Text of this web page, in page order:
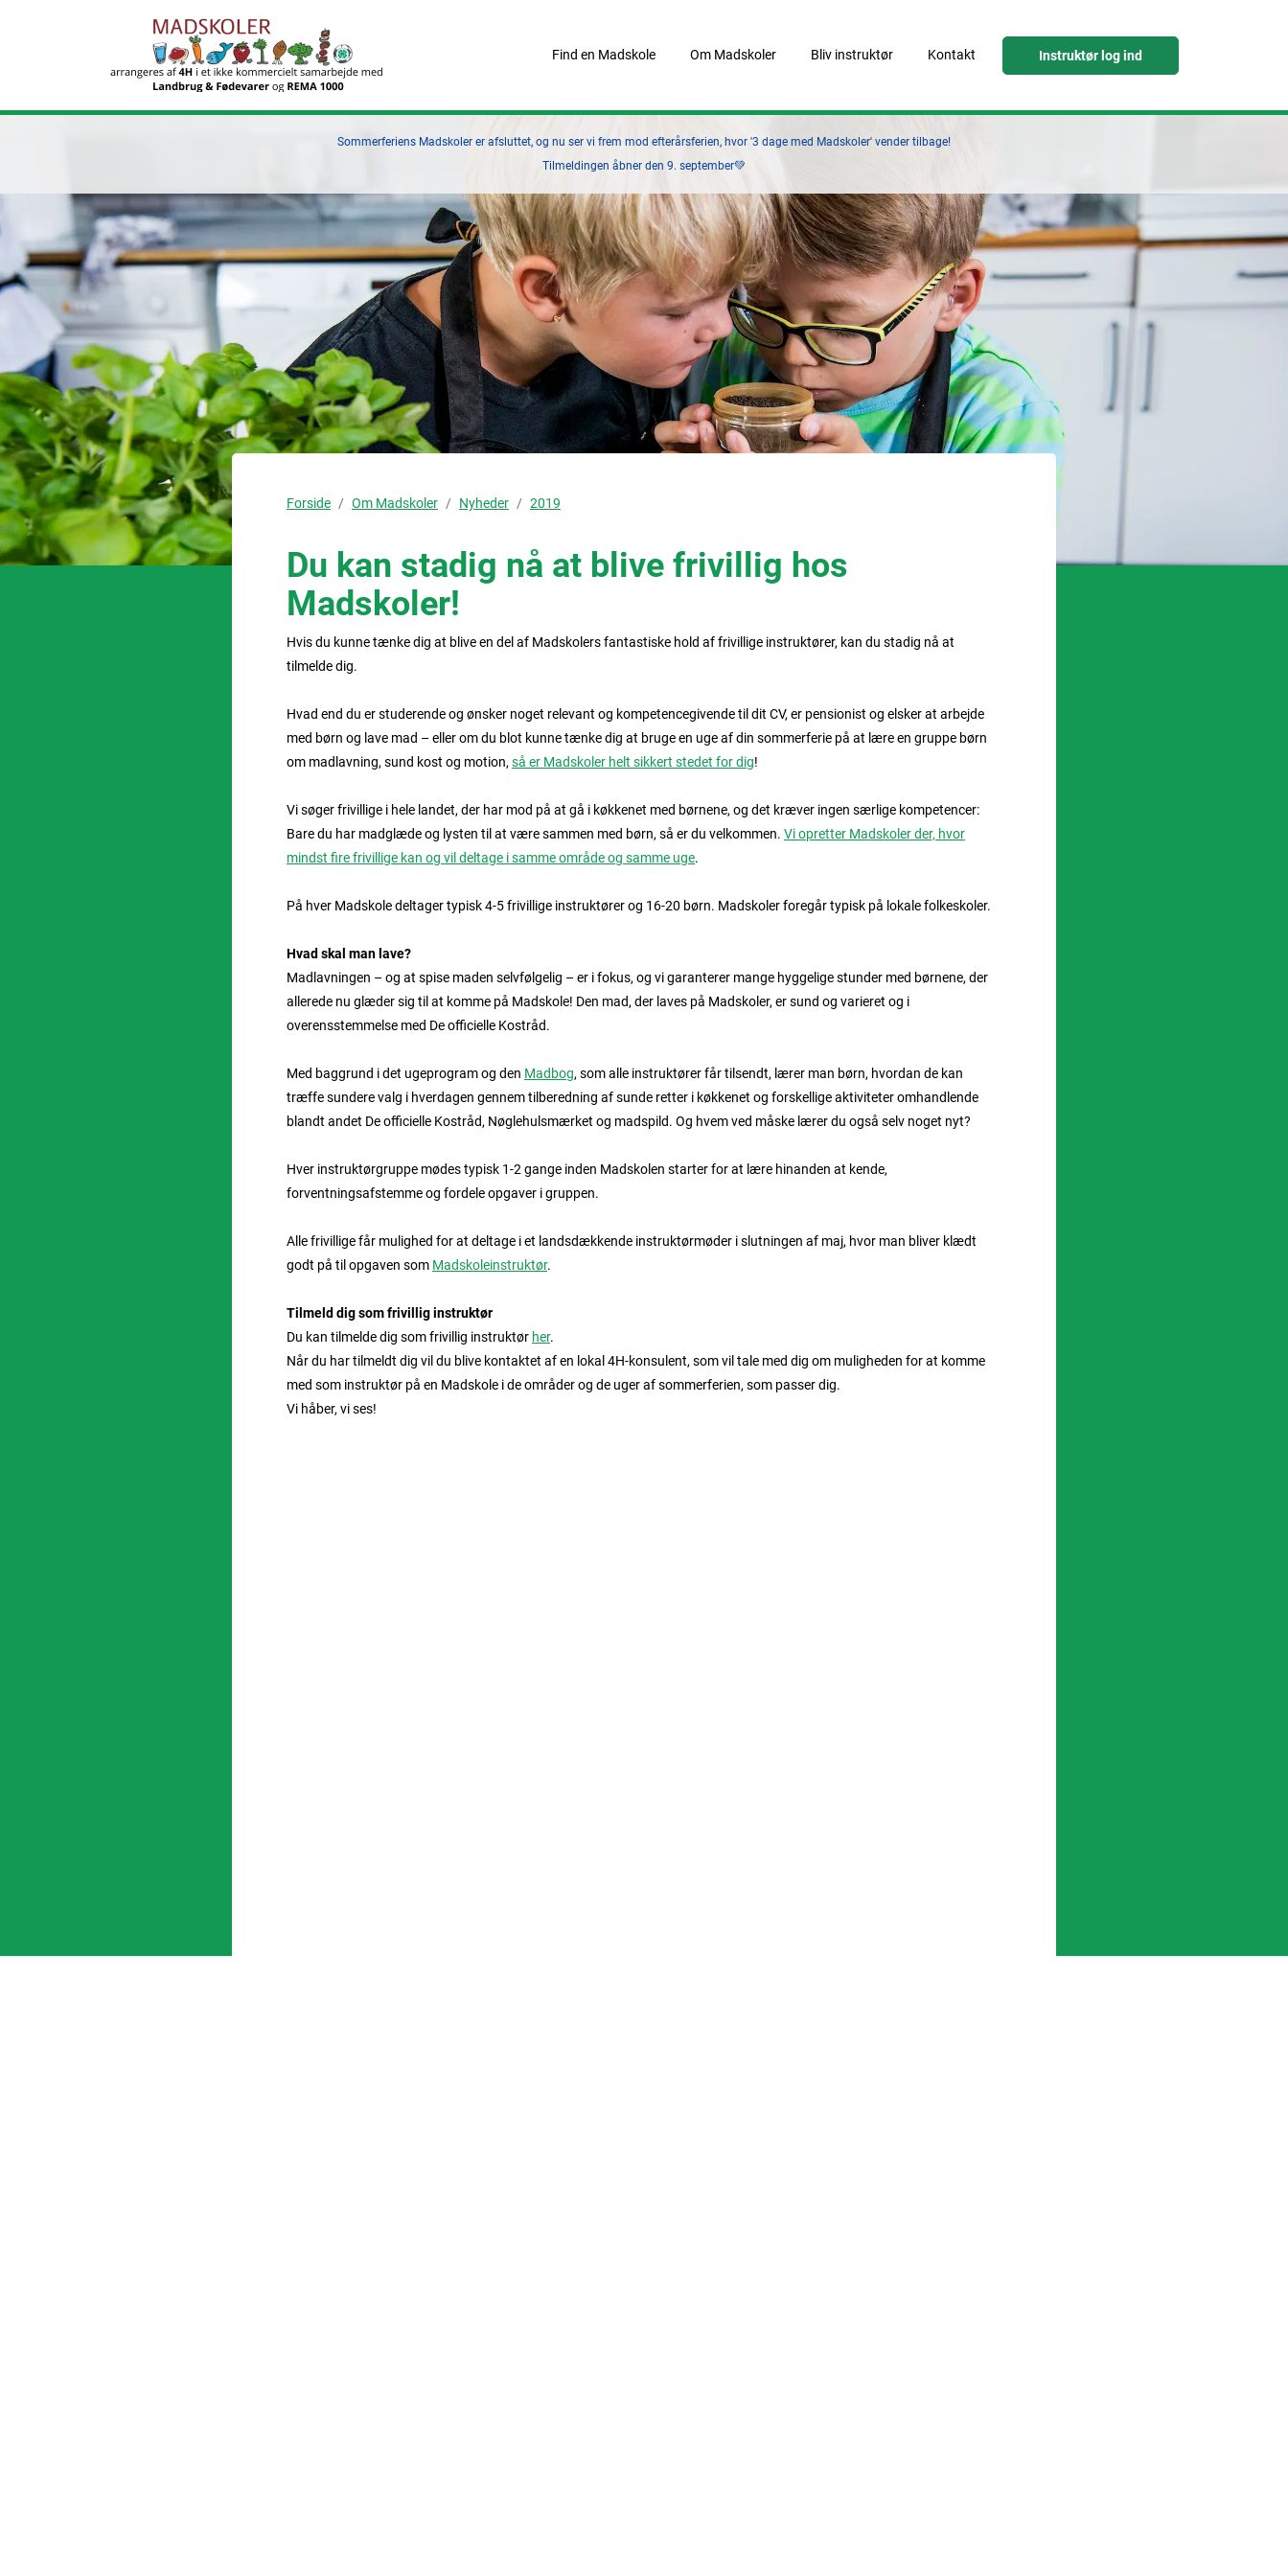
Find en Madskole Om Madskoler Bliv instruktør Kontakt Instruktør log ind
Sommerferiens Madskoler er afsluttet, og nu ser vi frem mod efterårsferien, hvor '3 dage med Madskoler' vender tilbage!
Tilmeldingen åbner den 9. september💚
Forside Om Madskoler Nyheder 2019
Du kan stadig nå at blive frivillig hos
Madskoler!
Hvis du kunne tænke dig at blive en del af Madskolers fantastiske hold af frivillige instruktører, kan du stadig nå at
tilmelde dig.
Hvad end du er studerende og ønsker noget relevant og kompetencegivende til dit CV, er pensionist og elsker at arbejde
med børn og lave mad – eller om du blot kunne tænke dig at bruge en uge af din sommerferie på at lære en gruppe børn
om madlavning, sund kost og motion, så er Madskoler helt sikkert stedet for dig!
Vi søger frivillige i hele landet, der har mod på at gå i køkkenet med børnene, og det kræver ingen særlige kompetencer:
Bare du har madglæde og lysten til at være sammen med børn, så er du velkommen. Vi opretter Madskoler der, hvor
mindst fire frivillige kan og vil deltage i samme område og samme uge.
På hver Madskole deltager typisk 4-5 frivillige instruktører og 16-20 børn. Madskoler foregår typisk på lokale folkeskoler.
Hvad skal man lave?
Madlavningen – og at spise maden selvfølgelig – er i fokus, og vi garanterer mange hyggelige stunder med børnene, der
allerede nu glæder sig til at komme på Madskole! Den mad, der laves på Madskoler, er sund og varieret og i
overensstemmelse med De officielle Kostråd.
Med baggrund i det ugeprogram og den Madbog, som alle instruktører får tilsendt, lærer man børn, hvordan de kan
træffe sundere valg i hverdagen gennem tilberedning af sunde retter i køkkenet og forskellige aktiviteter omhandlende
blandt andet De officielle Kostråd, Nøglehulsmærket og madspild. Og hvem ved måske lærer du også selv noget nyt?
Hver instruktørgruppe mødes typisk 1-2 gange inden Madskolen starter for at lære hinanden at kende,
forventningsafstemme og fordele opgaver i gruppen.
Alle frivillige får mulighed for at deltage i et landsdækkende instruktørmøder i slutningen af maj, hvor man bliver klædt
godt på til opgaven som Madskoleinstruktør.
Tilmeld dig som frivillig instruktør
Du kan tilmelde dig som frivillig instruktør her.
Når du har tilmeldt dig vil du blive kontaktet af en lokal 4H-konsulent, som vil tale med dig om muligheden for at komme
med som instruktør på en Madskole i de områder og de uger af sommerferien, som passer dig.
Vi håber, vi ses!